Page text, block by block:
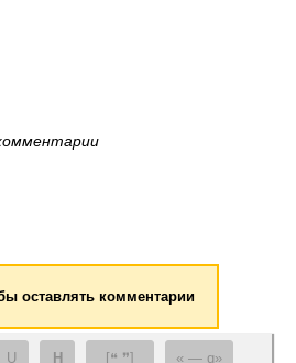
оставлять комментарии
U H [❝ ❞] — q